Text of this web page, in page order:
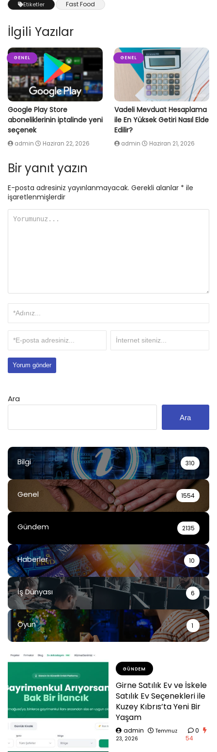
Etiketler Fast Food
İlgili Yazılar
GENEL
Google Play Store
aboneliklerinin iptalinde yeni
seçenek
admin Haziran 22, 2026
GENEL
Vadeli Mevduat Hesaplama
ile En Yüksek Getiri Nasıl Elde
Edilir?
admin Haziran 21, 2026
Bir yanıt yazın
E-posta adresiniz yayınlanmayacak. Gerekli alanlar * ile
işaretlenmişlerdir
Ara
Ara
Bilgi 310
Genel 1554
Gündem 2135
Haberler 10
İş Dünyası 6
Oyun 1
GÜNDEM
Girne Satılık Ev ve İskele
Satılık Ev Seçenekleri ile
Kuzey Kıbrıs’ta Yeni Bir
Yaşam
admin
Temmuz
23, 2026
0
54